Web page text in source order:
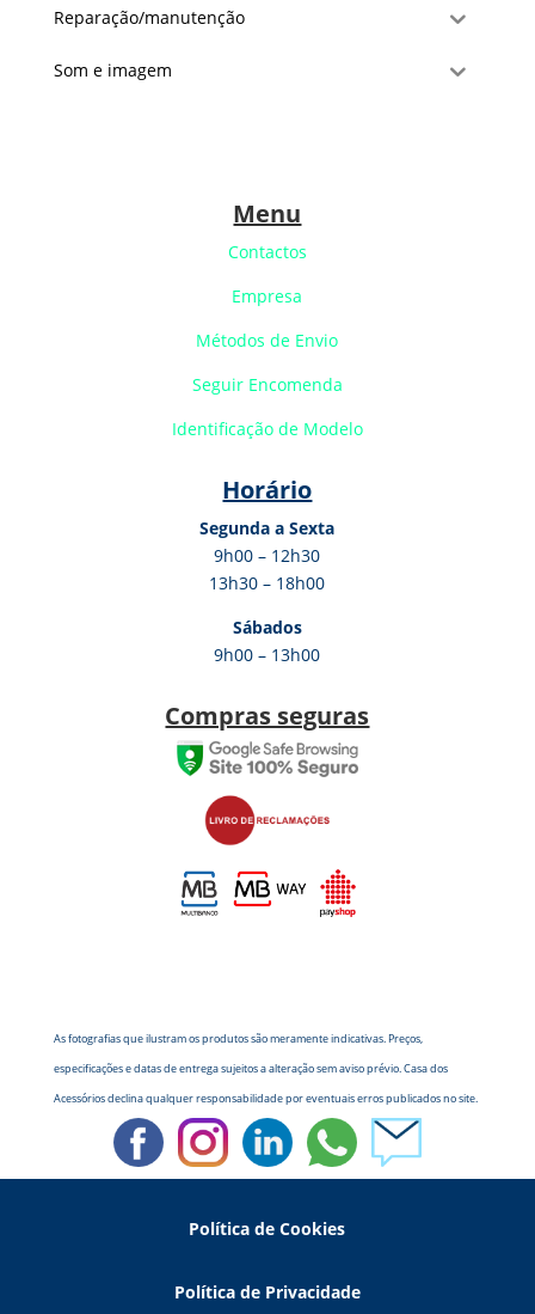
Reparação/manutenção
Som e imagem
Menu
Contactos
Empresa
Métodos de Envio
Seguir Encomenda
Identificação de Modelo
Horário
Segunda a Sexta
9h00 – 12h30
13h30 – 18h00
Sábados
9h00 – 13h00
Compras seguras
As fotografias que ilustram os produtos são meramente indicativas. Preços,
especificações e datas de entrega sujeitos a alteração sem aviso prévio. Casa dos
Acessórios declina qualquer responsabilidade por eventuais erros publicados no site.
Política de Cookies
Política de Privacidade